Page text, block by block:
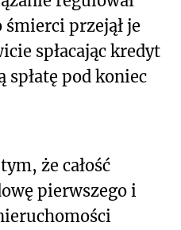
śmierci przejął je
spłacając kredyt
spłatę pod koniec
że całość
pierwszego i